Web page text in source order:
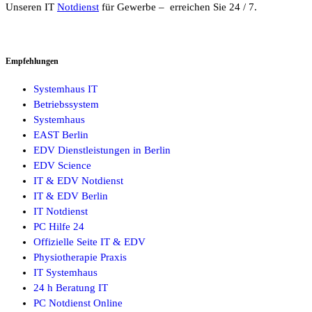
Unseren IT Notdienst für Gewerbe – erreichen Sie 24 / 7.
Empfehlungen
Systemhaus IT
Betriebssystem
Systemhaus
EAST Berlin
EDV Dienstleistungen in Berlin
EDV Science
IT & EDV Notdienst
IT & EDV Berlin
IT Notdienst
PC Hilfe 24
Offizielle Seite IT & EDV
Physiotherapie Praxis
IT Systemhaus
24 h Beratung IT
PC Notdienst Online